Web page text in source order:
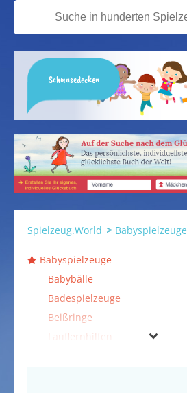
Schmusedecken
Spielzeug.World Babyspielzeuge
Babyspielzeuge
Babybälle
Badespielzeuge
Beißringe
Lauflernhilfen